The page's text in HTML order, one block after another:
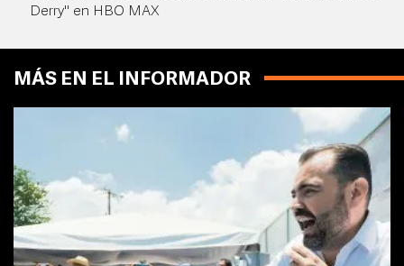
Derry" en HBO MAX
MÁS EN EL INFORMADOR